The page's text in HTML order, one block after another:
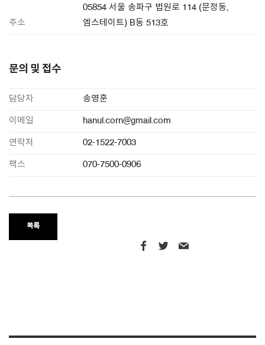
주소
05854 서울 송파구 법원로 114 (문정동,
엠스테이트) B동 513호
문의 및 접수
담당자 송영훈
이메일 hanul.corn@gmail.com
연락처 02-1522-7003
팩스 070-7500-0906
목록